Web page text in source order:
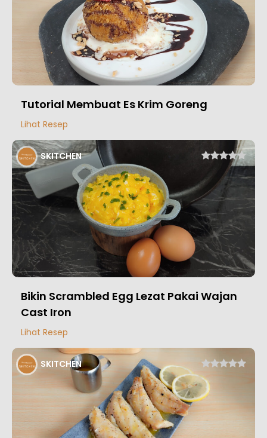
Tutorial Membuat Es Krim Goreng
Lihat Resep
SKITCHEN
Bikin Scrambled Egg Lezat Pakai Wajan
Cast Iron
Lihat Resep
SKITCHEN